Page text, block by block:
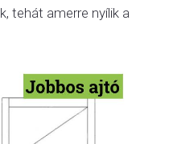
tehát amerre nyílik a